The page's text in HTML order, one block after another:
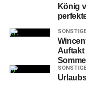
König
Auftakt